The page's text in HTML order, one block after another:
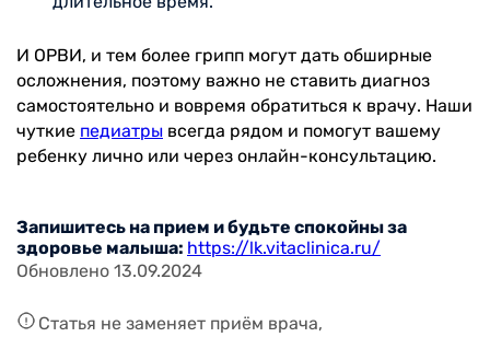
И ОРВИ, и тем более грипп могут дать обширные
осложнения, поэтому важно не ставить диагноз
самостоятельно и вовремя обратиться к врачу. Наши
чуткие педиатры всегда рядом и помогут вашему
ребенку лично или через онлайн-консультацию.
Запишитесь на прием и будьте спокойны за
здоровье малыша: https://lk.vitaclinica.ru/
Обновлено 13.09.2024
Статья не заменяет приём врача,